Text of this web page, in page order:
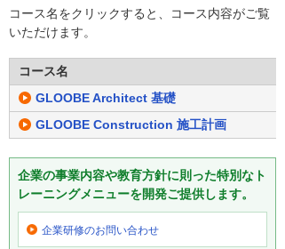
コース名をクリックすると、コース内容がご覧
いただけます。
コース名
GLOOBE Architect 基礎
GLOOBE Construction 施工計画
企業の事業内容や教育方針に則った特別なト
レーニングメニューを開発ご提供します。
企業研修のお問い合わせ